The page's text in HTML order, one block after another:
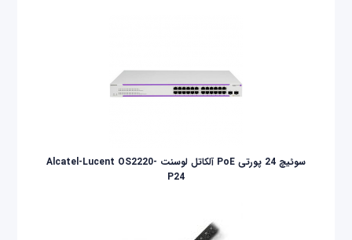
سوئیچ 24 پورتی PoE آلکاتل لوسنت Alcatel-Lucent OS2220-
P24